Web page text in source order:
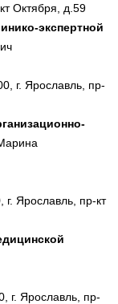
Октября, д.59
экспертной
г. Ярославль, пр-
Ярославль, пр-кт
г. Ярославль, пр-